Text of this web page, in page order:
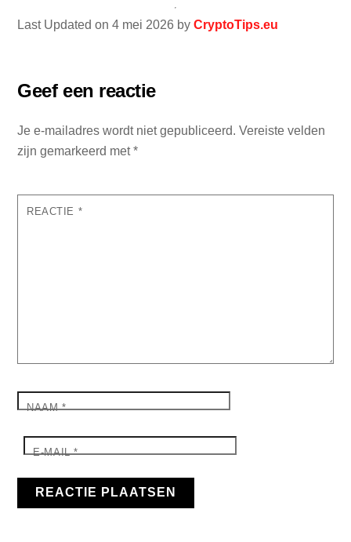
Last Updated on 4 mei 2026 byCryptoTips.eu
Geef een reactie
Je e-mailadres wordt niet gepubliceerd. Vereiste velden
zijn gemarkeerd met*
REACTIE *
NAAM*
E-MAIL*